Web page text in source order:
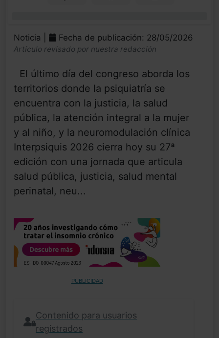
Noticia | Fecha de publicación: 28/05/2026
Artículo revisado por nuestra redacción
El último día del congreso aborda los
territorios donde la psiquiatría se
encuentra con la justicia, la salud
pública, la atención integral a la mujer
y al niño, y la neuromodulación clínica
Interpsiquis 2026 cierra hoy su 27ª
edición con una jornada que articula
salud pública, justicia, salud mental
perinatal, neu...
PUBLICIDAD
Contenido para usuarios
registrados